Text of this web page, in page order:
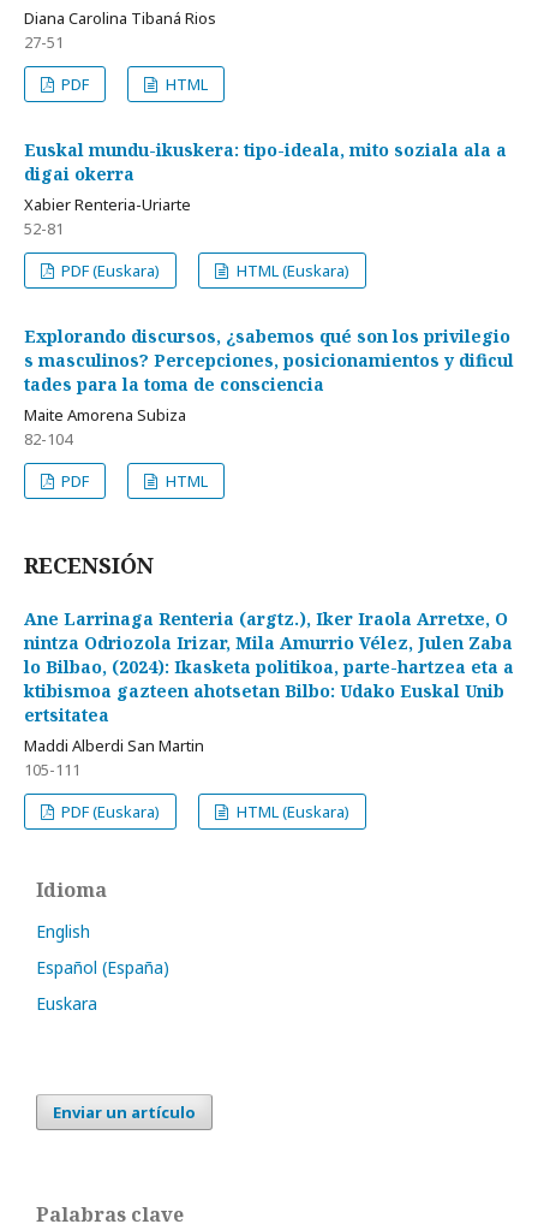
Diana Carolina Tibaná Rios
27-51
PDF
HTML
Euskal mundu-ikuskera: tipo-ideala, mito soziala ala a
digai okerra
Xabier Renteria-Uriarte
52-81
PDF (Euskara)
HTML (Euskara)
Explorando discursos, ¿sabemos qué son los privilegio
s masculinos? Percepciones, posicionamientos y dificul
tades para la toma de consciencia
Maite Amorena Subiza
82-104
PDF
HTML
RECENSIÓN
Ane Larrinaga Renteria (argtz.), Iker Iraola Arretxe, O
nintza Odriozola Irizar, Mila Amurrio Vélez, Julen Zaba
lo Bilbao, (2024): Ikasketa politikoa, parte-hartzea eta a
ktibismoa gazteen ahotsetan Bilbo: Udako Euskal Unib
ertsitatea
Maddi Alberdi San Martin
105-111
PDF (Euskara)
HTML (Euskara)
Idioma
English
Español (España)
Euskara
Enviar un artículo
Palabras clave